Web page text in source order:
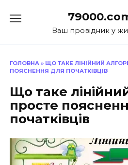
до
Ваш провідник у
ГОЛОВНА » ЩО ТАКЕ ЛІНІЙНИЙ
ПОЯСНЕННЯ ДЛЯ ПОЧАТКІВЦІВ
Що таке
просте
початківців